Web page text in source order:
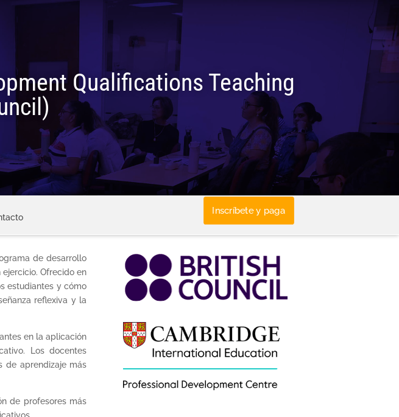
Qualifications Teaching
Inscríbete y paga
de desarrollo
Ofrecido en
estudiantes y cómo
reflexiva y la
en la aplicación
Los docentes
de aprendizaje más
de profesores más